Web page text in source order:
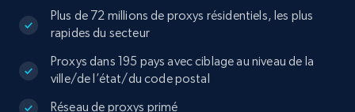
Plus de 72 millions de proxys résidentiels, les plus
rapides du secteur
Proxys dans 195 pays avec ciblage au niveau de la
ville/de l’état/du code postal
Réseau de proxys primé